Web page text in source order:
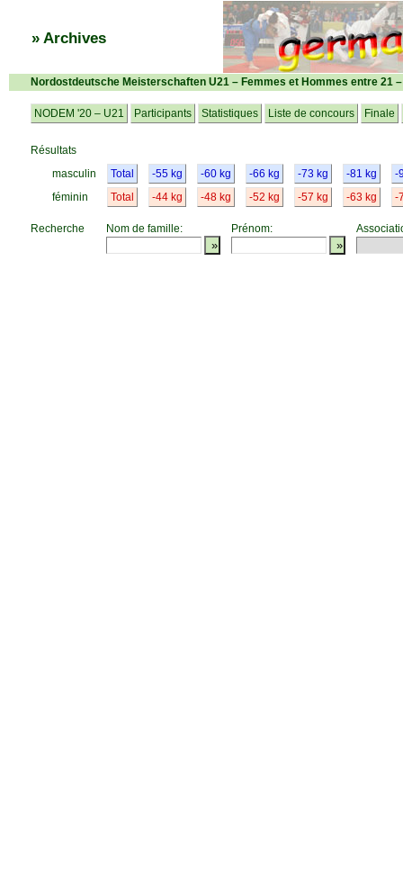
» Archives
Nordostdeutsche Meisterschaften U21 – Femmes et Hommes entre 21
NODEM '20 – U21 Participants Statistiques Liste de concours Finale
Résultats
masculin
féminin
Total
Total
-55 kg -60 kg -66 kg -73 kg -81 kg
-
-44 kg
-48 kg -52 kg -57 kg -63 kg -
Recherche Nom de famille: Prénom: